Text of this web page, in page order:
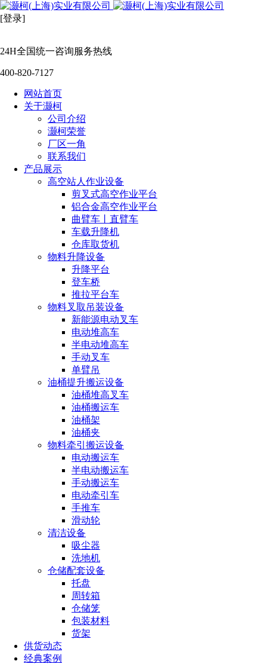
[登录]
24H全国统一咨询服务热线
400-820-7127
网站首页
关于灏柯
公司介绍
灏柯荣誉
厂区一角
联系我们
产品展示
高空站人作业设备
剪叉式高空作业平台
铝合金高空作业平台
曲臂车丨直臂车
车载升降机
仓库取货机
物料升降设备
升降平台
登车桥
推拉平台车
物料叉取吊装设备
新能源电动叉车
电动堆高车
半电动堆高车
手动叉车
单臂吊
油桶提升搬运设备
油桶堆高叉车
油桶搬运车
油桶架
油桶夹
物料牵引搬运设备
电动搬运车
半电动搬运车
手动搬运车
电动牵引车
手推车
滑动轮
清洁设备
吸尘器
洗地机
仓储配套设备
托盘
周转箱
仓储笼
包装材料
货架
供货动态
经典案例